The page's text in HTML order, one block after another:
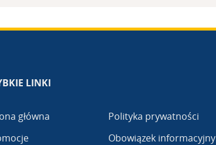
LINKI
główna
Polityka prywatności
Obowiązek informacyjny